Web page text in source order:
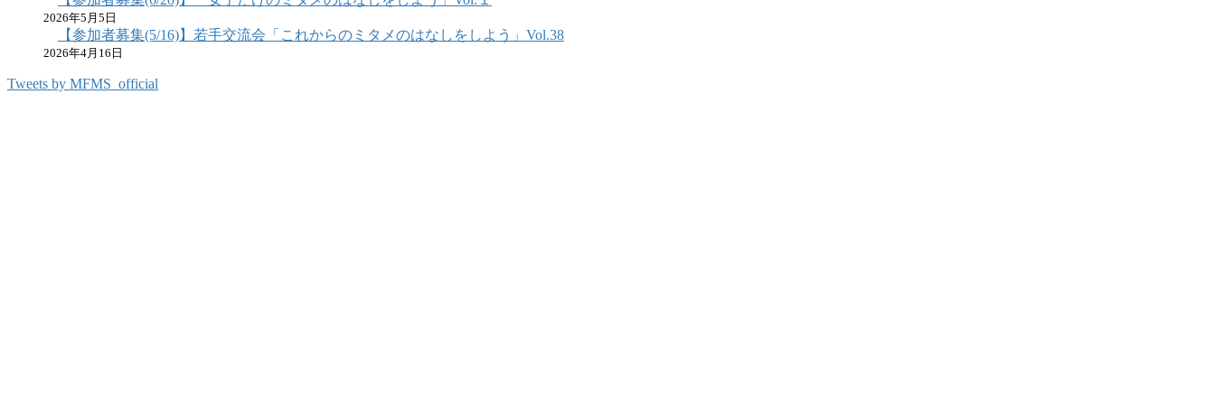
2026年5月5日
【参加者募集(5/16)】若手交流会「これからのミタメのはなしをしよう」Vol.38
2026年4月16日
Tweets by MFMS_official